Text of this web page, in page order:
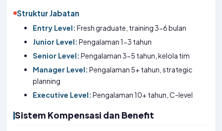
Struktur Jabatan
Entry Level: Fresh graduate, training 3-6 bulan
Junior Level: Pengalaman 1-3 tahun
Senior Level: Pengalaman 3-5 tahun, kelola tim
Manager Level: Pengalaman 5+ tahun, strategic
planning
Executive Level: Pengalaman 10+ tahun, C-level
Sistem Kompensasi dan Benefit